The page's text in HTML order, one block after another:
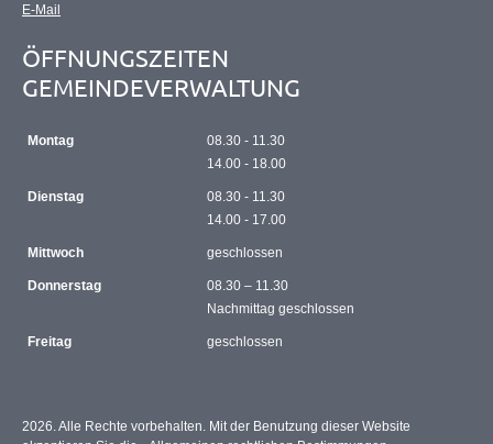
E-Mail
ÖFFNUNGSZEITEN
GEMEINDEVERWALTUNG
Montag
08.30 - 11.30
14.00 - 18.00
Dienstag
08.30 - 11.30
14.00 - 17.00
Mittwoch geschlossen
Donnerstag
08.30 – 11.30
Nachmittag geschlossen
Freitag geschlossen
2026. Alle Rechte vorbehalten. Mit der Benutzung dieser Website